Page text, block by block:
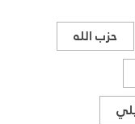
حزب الله